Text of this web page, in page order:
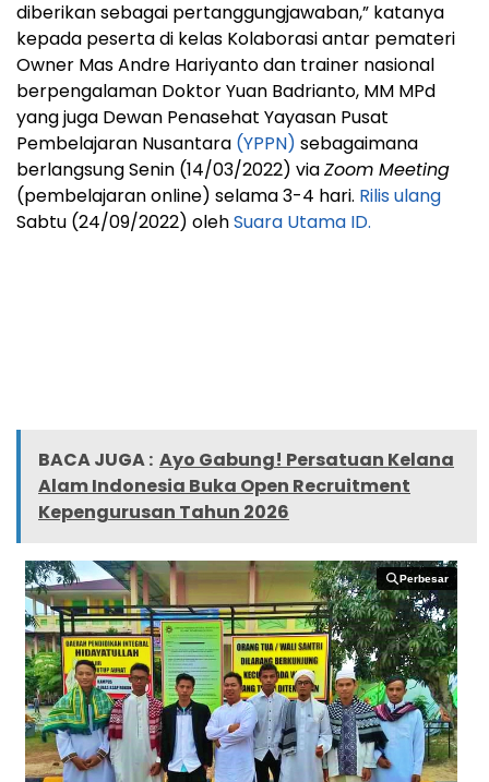
diberikan sebagai pertanggungjawaban,” katanya
kepada peserta di kelas Kolaborasi antar pemateri
Owner Mas Andre Hariyanto dan trainer nasional
berpengalaman Doktor Yuan Badrianto, MM MPd
yang juga Dewan Penasehat Yayasan Pusat
Pembelajaran Nusantara (YPPN) sebagaimana
berlangsung Senin (14/03/2022) viaZoom Meeting
(pembelajaran online) selama 3-4 hari. Rilis ulang
Sabtu (24/09/2022) olehSuara Utama ID.
BACA JUGA : Ayo Gabung! Persatuan Kelana
Alam Indonesia Buka Open Recruitment
Kepengurusan Tahun 2026
Perbesar
Perbesar